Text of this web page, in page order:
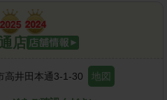
店
高井田本通3-1-30 地図